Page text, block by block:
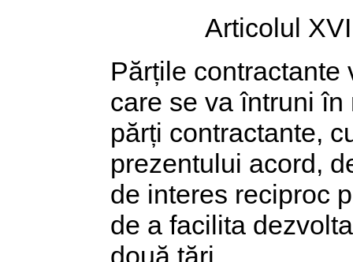
Articolul XVI
Părțile contractante
care se va întruni
părți contractante,
prezentului acord,
de interes reciproc
de a facilita
două țări.